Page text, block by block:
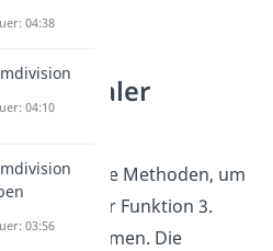
du alle Methoden, um
einer Funktion 3.
zu bestimmen. Die
04:38
04:10
03:56